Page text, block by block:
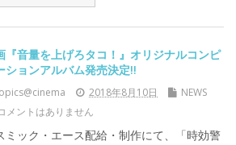
『音量を上げろタコ！』オリジナルコンピ
ションアルバム発売決定!!
2018年8月10日
NEWS
メントはありません
ミック・エース配給・制作にて、「時効警